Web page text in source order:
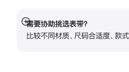
需要协助挑选表带？
比较不同材质、尺码合适度、款
展
开